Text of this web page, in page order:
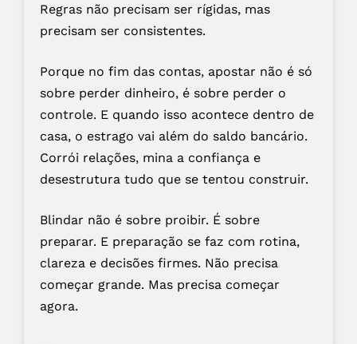
Regras não precisam ser rígidas, mas
precisam ser consistentes.
Porque no fim das contas, apostar não é só
sobre perder dinheiro, é sobre perder o
controle. E quando isso acontece dentro de
casa, o estrago vai além do saldo bancário.
Corrói relações, mina a confiança e
desestrutura tudo que se tentou construir.
Blindar não é sobre proibir. É sobre
preparar. E preparação se faz com rotina,
clareza e decisões firmes. Não precisa
começar grande. Mas precisa começar
agora.